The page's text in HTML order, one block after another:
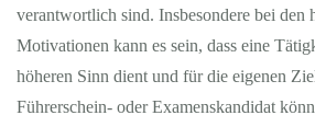
verantwortlich sind. Insbesondere bei den
Motivationen kann es sein, dass eine
höheren Sinn dient und für die eigenen
Führerschein- oder Examenskandidat